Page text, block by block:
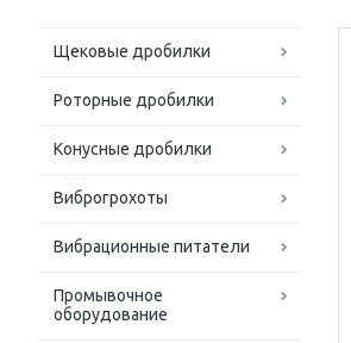
Щековые дробилки
Роторные дробилки
Конусные дробилки
Виброгрохоты
Вибрационные питатели
Промывочное
оборудование